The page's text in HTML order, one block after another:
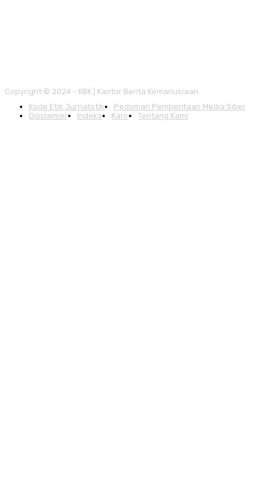
Copyright © 2024 - KBK | Kantor Berita Kemanusiaan
Kode Etik Jurnalistik
Pedoman Pemberitaan Media Siber
Disclaimer
Indeks Karir Tentang Kami